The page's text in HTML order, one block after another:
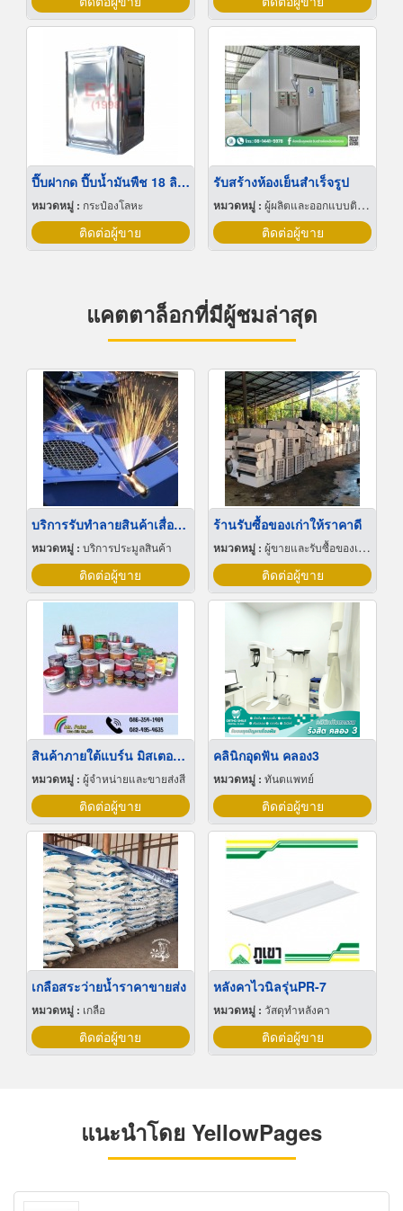
ปี๊บฝากด ปี๊บน้ำมันพืช 18 ลิตร
หมวดหมู่ : กระป๋องโลหะ
ติดต่อผู้ขาย
รับสร้างห้องเย็นสำเร็จรูป
หมวดหมู่ : ผู้ผลิตและออกแบบติดตั้งห้องเย็น
ติดต่อผู้ขาย
แคตตาล็อกที่มีผู้ชมล่าสุด
บริการรับทำลายสินค้าเสื่อมสภาพ
หมวดหมู่ : บริการประมูลสินค้า
ติดต่อผู้ขาย
ร้านรับซื้อของเก่าให้ราคาดี
หมวดหมู่ : ผู้ขายและรับซื้อของเก่าและเศษเหล็ก
ติดต่อผู้ขาย
สินค้าภายใต้แบร์น มิสเตอร์เพ้นท์
หมวดหมู่ : ผู้จำหน่ายและขายส่งสี
ติดต่อผู้ขาย
คลินิกอุดฟัน คลอง3
หมวดหมู่ : ทันตแพทย์
ติดต่อผู้ขาย
เกลือสระว่ายน้ำราคาขายส่ง
หมวดหมู่ : เกลือ
ติดต่อผู้ขาย
หลังคาไวนิลรุ่นPR-7
หมวดหมู่ : วัสดุทำหลังคา
ติดต่อผู้ขาย
แนะนำโดย YellowPages